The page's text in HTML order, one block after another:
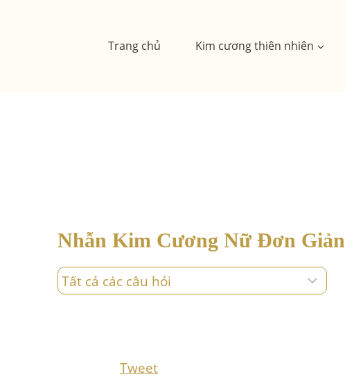
Trang chủ Kim cương thiên nhiên
Nhẫn Kim Cương Nữ Đơn Giản
Tweet